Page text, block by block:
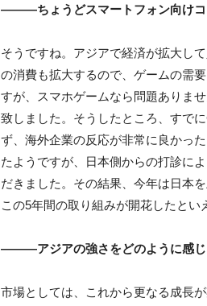
―――ちょうどスマートフォン向けコ
そうですね。アジアで経済が拡大し
の消費も拡大するので、ゲームの需
すが、スマホゲームなら問題ありま
致しました。そうしたところ、すで
ず、海外企業の反応が非常に良かっ
たようですが、日本側からの打診に
だきました。その結果、今年は日本
この5年間の取り組みが開花したとい
―――アジアの強さをどのように感じ
市場としては、これから更なる成長